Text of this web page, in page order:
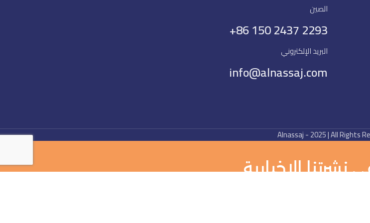
الصين
+86 150 2437 2293
البريد الإلكتروني
info@alnassaj.com
Alnassaj - 2025 | All Rights
نشرتنا الإخبارية